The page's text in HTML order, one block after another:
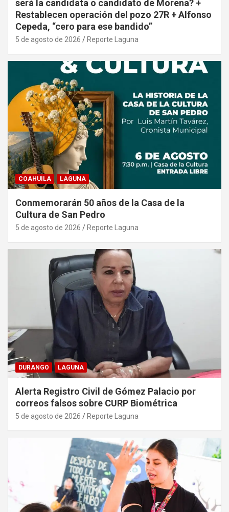
será la candidata o candidato de Morena? +
Restablecen operación del pozo 27R + Alfonso
Cepeda, “cero para ese bandido”
5 de agosto de 2026 Reporte Laguna
COAHUILA LAGUNA
Conmemorarán 50 años de la Casa de la
Cultura de San Pedro
5 de agosto de 2026 Reporte Laguna
DURANGO LAGUNA
Alerta Registro Civil de Gómez Palacio por
correos falsos sobre CURP Biométrica
5 de agosto de 2026 Reporte Laguna